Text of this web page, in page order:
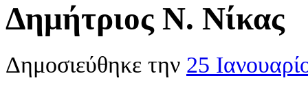
Δημήτριος Ν. Νίκας
Δημοσιεύθηκε την 25